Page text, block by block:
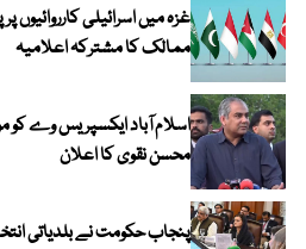
ممالک کا مشترکہ اعلامیہ
اسلام آباد ایکسپریس وے کو
محسن نقوی کا اعلان